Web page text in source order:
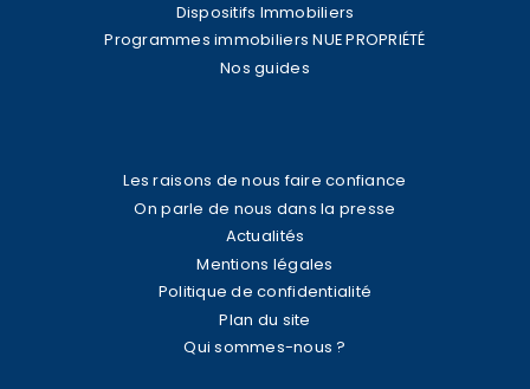
Dispositifs Immobiliers
Programmes immobiliers NUE PROPRIÉTÉ
Nos guides
Les raisons de nous faire confiance
On parle de nous dans la presse
Actualités
Mentions légales
Politique de confidentialité
Plan du site
Qui sommes-nous ?